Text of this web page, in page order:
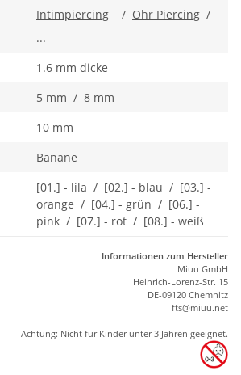
Intimpiercing
/ Ohr Piercing /
...
1.6 mm dicke
5 mm / 8 mm
10 mm
Banane
[01.] - lila / [02.] - blau / [03.] -
orange / [04.] - grün / [06.] -
pink / [07.] - rot / [08.] - weiß
Informationen zum Hersteller
Miuu GmbH
Heinrich-Lorenz-Str. 15
DE-09120 Chemnitz
fts@miuu.net
Achtung: Nicht für Kinder unter 3 Jahren geeignet.